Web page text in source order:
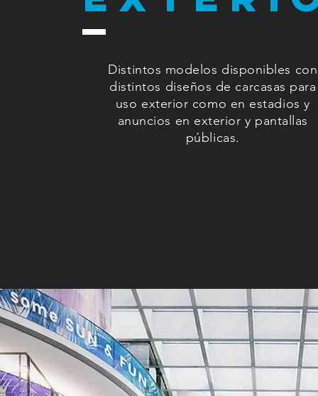
Distintos modelos disponibles con
distintos diseños de carcasas para
uso exterior como en estadios y
anuncios en exterior y pantallas
públicas.